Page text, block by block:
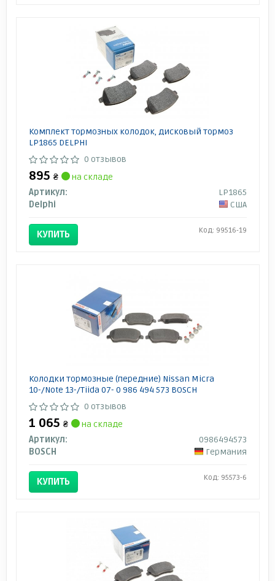
Комплект тормозных колодок, дисковый тормоз
LP1865 DELPHI
0 отзывов
895 ₴
на складе
Артикул:
LP1865
Delphi
США
КУПИТЬ Код: 99516-19
Колодки тормозные (передние) Nissan Micra
10-/Note 13-/Tiida 07- 0 986 494 573 BOSCH
0 отзывов
1 065 ₴
на складе
Артикул:
0986494573
BOSCH
Германия
КУПИТЬ Код: 95573-6